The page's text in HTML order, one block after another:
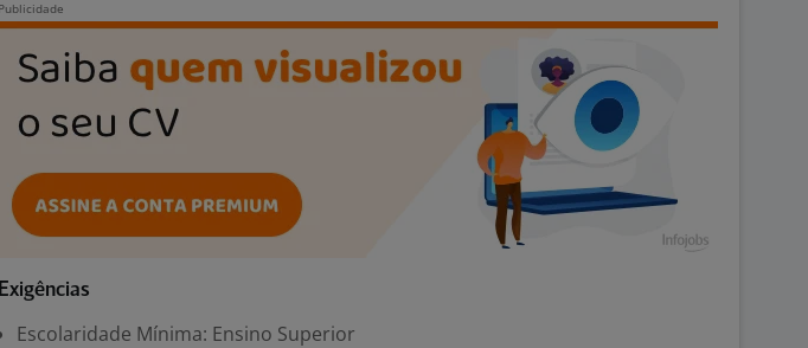
Exigências
Escolaridade Mínima: Ensino Superior